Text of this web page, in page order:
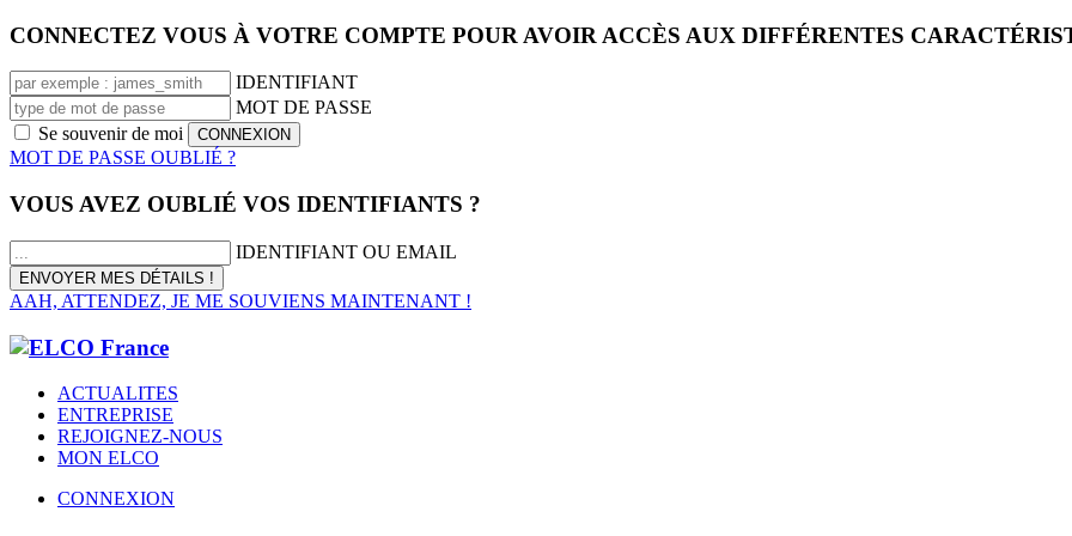
CONNECTEZ VOUS À VOTRE COMPTE POUR AVOIR ACCÈS AUX DIFFÉRENTES
IDENTIFIANT
MOT DE PASSE
Se souvenir de moi
MOT DE PASSE OUBLIÉ ?
VOUS AVEZ OUBLIÉ VOS IDENTIFIANTS ?
IDENTIFIANT OU EMAIL
AAH, ATTENDEZ, JE ME SOUVIENS MAINTENANT !
ACTUALITES
ENTREPRISE
REJOIGNEZ-NOUS
MON ELCO
CONNEXION